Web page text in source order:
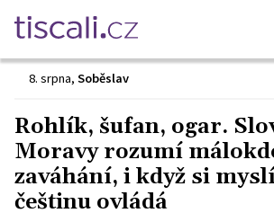
8. srpna, Soběslav
Rohlík, šufan, ogar.
Moravy rozumí
zaváhání, i když si
češtinu ovládá